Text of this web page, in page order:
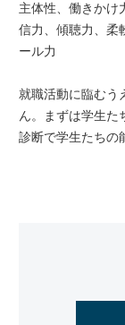
主体性、働きかけ
信力、傾聴力、柔
ール力
就職活動に臨むう
ん。まずは学生た
診断で学生たちの